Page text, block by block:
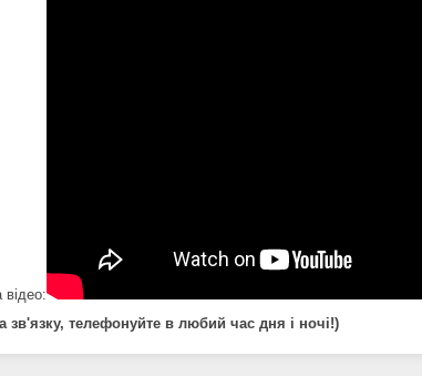
відео:
зв'язку, телефонуйте в любий час дня і ночі!)